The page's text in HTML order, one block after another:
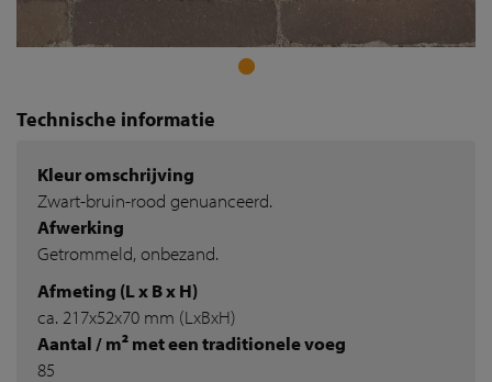
Technische informatie
Kleur omschrijving
Zwart-bruin-rood genuanceerd.
Afwerking
Getrommeld, onbezand.
Afmeting (L x B x H)
ca. 217x52x70 mm (LxBxH)
Aantal / m² met een traditionele voeg
85